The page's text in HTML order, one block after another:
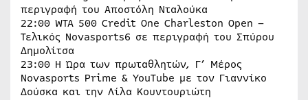
περιγραφή του Αποστόλη Νταλούκα
22:00 WTA 500 Credit One Charleston Open –
Τελικός Novasports6 σε περιγραφή του Σπύρου
Δημολίτσα
23:00 Η Ώρα των πρωταθλητών, Γ’ Mέρος
Novasports Prime & YouTube με τον Γιαννίκο
Δούσκα και την Λίλα Κουντουριώτη